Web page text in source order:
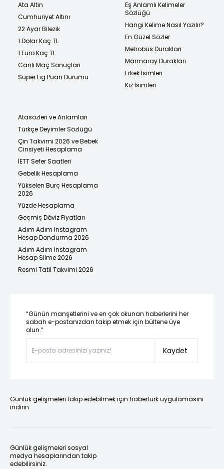
Ata Altın
Cumhuriyet Altını
22 Ayar Bilezik
1 Dolar Kaç TL
1 Euro Kaç TL
Canlı Maç Sonuçları
Süper Lig Puan Durumu
Eş Anlamlı Kelimeler
Sözlüğü
Hangi Kelime Nasıl Yazılır?
En Güzel Sözler
Metrobüs Durakları
Marmaray Durakları
Erkek İsimleri
Kız İsimleri
Atasözleri ve Anlamları
Türkçe Deyimler Sözlüğü
Çin Takvimi 2026 ve Bebek
Cinsiyeti Hesaplama
İETT Sefer Saatleri
Gebelik Hesaplama
Yükselen Burç Hesaplama
2026
Yüzde Hesaplama
Geçmiş Döviz Fiyatları
Adım Adım Instagram
Hesap Dondurma 2026
Adım Adım Instagram
Hesap Silme 2026
Resmi Tatil Takvimi 2026
“Günün manşetlerini ve en çok okunan haberlerini her
sabah e-postanızdan takip etmek için bültene üye
olun.”
Kaydet
Günlük gelişmeleri takip edebilmek için habertürk uygulamasını
indirin
Günlük gelişmeleri sosyal
medya hesaplarından takip
edebilirsiniz.